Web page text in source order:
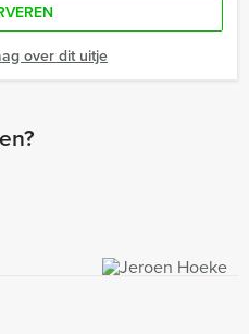
over dit uitje